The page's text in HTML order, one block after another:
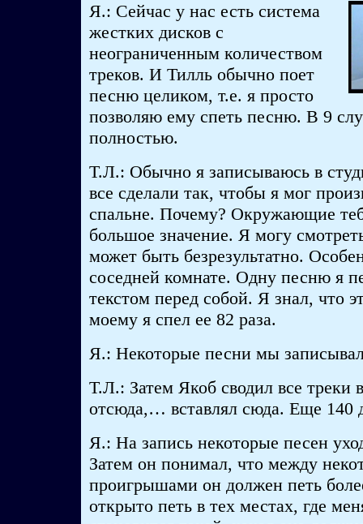
Я.: Сейчас у нас есть система
жестких дисков с
неограниченным количеством
треков. И Тилль обычно поет
песню целиком, т.е. я просто
позволяю ему спеть песню. В 9
полностью.
Т.Л.: Обычно я записываюсь в
все сделали так, чтобы я мог
спальне. Почему? Окружающие
большое значение. Я могу
может быть безрезультатно.
соседней комнате. Одну песню я
текстом перед собой. Я знал, что
моему я спел ее 82 раза.
Я.: Некоторые песни мы
Т.Л.: Затем Якоб сводил все треки
отсюда,… вставлял сюда. Еще 140
Я.: На запись некоторые песен
Затем он понимал, что между
проигрышами он должен петь
открыто петь в тех местах, где